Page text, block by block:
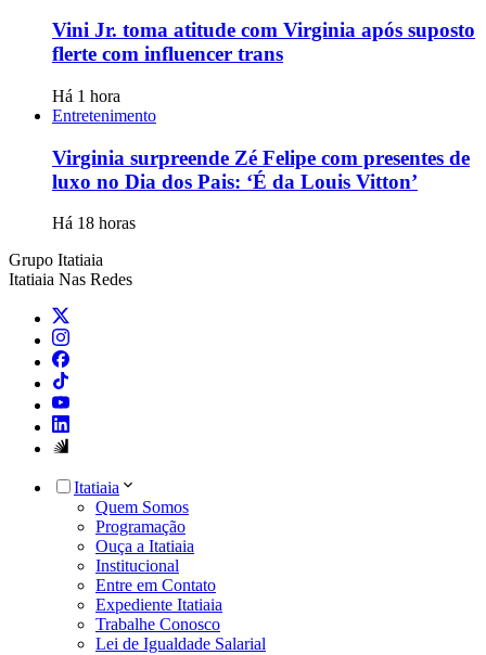
Vini Jr. toma atitude com Virginia após suposto
flerte com influencer trans
Há 1 hora
Entretenimento
Virginia surpreende Zé Felipe com presentes de
luxo no Dia dos Pais: ‘É da Louis Vitton’
Há 18 horas
Grupo Itatiaia
Itatiaia Nas Redes
Itatiaia
Quem Somos
Programação
Ouça a Itatiaia
Institucional
Entre em Contato
Expediente Itatiaia
Trabalhe Conosco
Lei de Igualdade Salarial